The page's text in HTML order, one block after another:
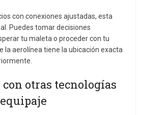
con conexiones ajustadas, esta
Puedes tomar decisiones
tu maleta o proceder con tu
la aerolínea tiene la ubicación exacta
otras tecnologías